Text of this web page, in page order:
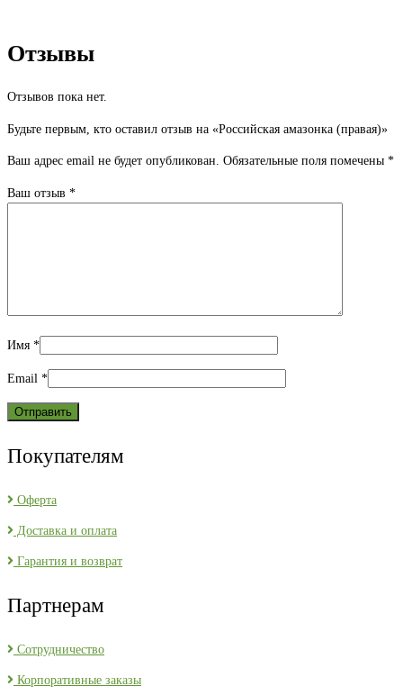
Отзывы
Отзывов пока нет.
Будьте первым, кто оставил отзыв на «Российская амазонка (правая)»
Ваш адрес email не будет опубликован. Обязательные поля помечены *
Ваш отзыв *
Имя *
Email *
Покупателям
Оферта
Доставка и оплата
Гарантия и возврат
Партнерам
Сотрудничество
Корпоративные заказы